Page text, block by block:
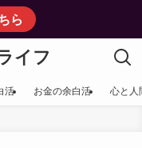
ら
イフ
活 お金の余白活 心と人